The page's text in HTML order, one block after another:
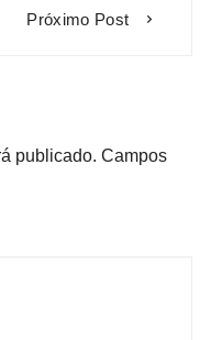
Próximo Post
publicado. Campos